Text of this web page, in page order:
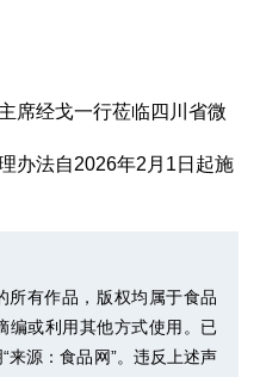
席经戈一行莅临四川省微
办法自2026年2月1日起施
所有作品，版权均属于食品
编或利用其他方式使用。已
来源：食品网”。违反上述声